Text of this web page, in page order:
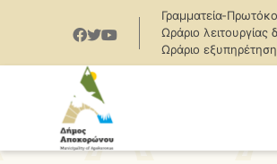
Γραμματεία-
Ωράριο
Ωράριο